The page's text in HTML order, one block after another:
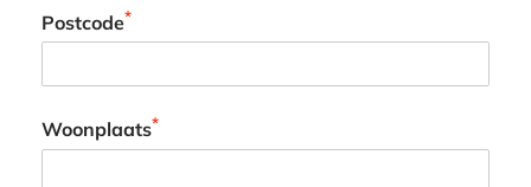
Postcode*
Woonplaats*